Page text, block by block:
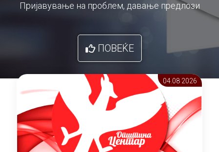
Пријавување на проблем, давање предлози
ПОВЕЌЕ
04.08 2026